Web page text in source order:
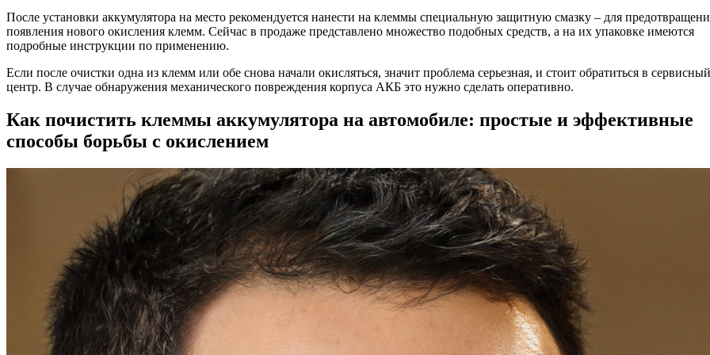
После установки аккумулятора на место рекомендуется нанести на клеммы специальную защитную смазку – для
появления нового окисления клемм. Сейчас в продаже представлено множество подобных средств, а на их упаковке имеются
подробные инструкции по применению.
Если после очистки одна из клемм или обе снова начали окисляться, значит проблема серьезная, и стоит обратиться в сервисный
центр. В случае обнаружения механического повреждения корпуса АКБ это нужно сделать оперативно.
Как почистить клеммы аккумулятора на автомобиле: простые и эффективные
способы борьбы с окислением